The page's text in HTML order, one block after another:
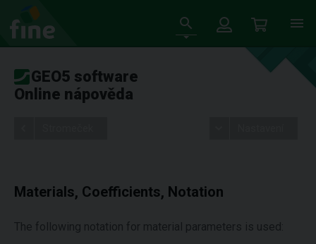
GEO5 software
Online nápověda
Materials, Coefficients, Notation
The following notation for material parameters is used: